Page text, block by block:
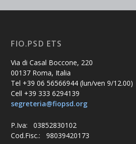
FIO.PSD ETS
Via di Casal Boccone, 220
00137 Roma, Italia
Tel +39 06 56566944 (lun/ven 9/12.00)
Cell +39 333 6294139
segreteria@fiopsd.org
P.Iva: 03852830102
Cod.Fisc.: 98039420173